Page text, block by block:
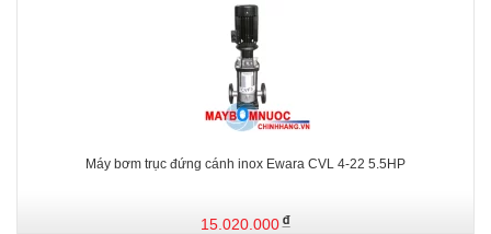
Máy bơm trục đứng cánh inox Ewara CVL 4-22 5.5HP
15.020.000